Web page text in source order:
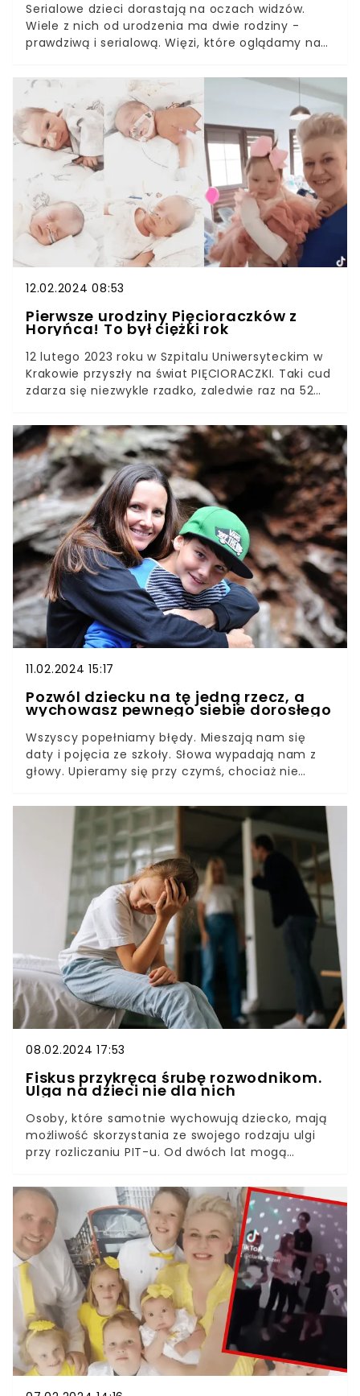
Serialowe dzieci dorastają na oczach widzów.
Wiele z nich od urodzenia ma dwie rodziny -
prawdziwą i serialową. Więzi, które oglądamy na
serialowa mama staje się dla nich prawdziwą
przyjaciółką.Tak jest właśnie w przypadku Zuzi
Kaszuby, która od urodzenia wciela się w postać
Mani Zięby w “Na Wspólnej” i Anny Guzik -
serialowej Żanety. W dniu 18. urodzin Zuzy Guzik
złożyła jej życzenia.
12.02.2024 08:53
Pierwsze urodziny Pięcioraczków z
Horyńca! To był ciężki rok
12 lutego 2023 roku w Szpitalu Uniwersyteckim w
Krakowie przyszły na świat PIĘCIORACZKI. Taki cud
zdarza się niezwykle rzadko, zaledwie raz na 52
kończą rok.O rodzinie zrobiło się głośno, kiedy
media obiegła wiadomość o narodzinach
pięcioraczków. Jednak polsko-brytyjskie
małżeństwo miało już wtedy w domu siedmioro
dzieci. Ten rok był dla nich pełen radości, ale i
dramatów. Zdecydowanie Dominika i Vincent
nigdy go nie zapomną.
11.02.2024 15:17
Pozwól dziecku na tę jedną rzecz, a
wychowasz pewnego siebie dorosłego
Wszyscy popełniamy błędy. Mieszają nam się
daty i pojęcia ze szkoły. Słowa wypadają nam z
głowy. Upieramy się przy czymś, chociaż nie
przeoczymy. I bardzo się tego wstydzimy.Nikt
nam nie powiedział, że popełnianie błędów jest w
porządku i każdy ma do nich prawo. My jednak
możemy to powiedzieć naszym dzieciom. Dzięki
temu dowiedzą się, że błędy mogą być dobrą
nauką na przyszłość.
08.02.2024 17:53
Fiskus przykręca śrubę rozwodnikom.
Ulga na dzieci nie dla nich
Osoby, które samotnie wychowują dziecko, mają
możliwość skorzystania ze swojego rodzaju ulgi
przy rozliczaniu PIT-u. Od dwóch lat mogą
nie zarabia żadnych środków.To daje naprawdę
realny zysk, a samotni rodzice mogą liczyć na
spore zwroty podatków. Jednak nie wszyscy. W
przypadku rozwodników fiskus jest bardzo
ostrożny i dokładnie weryfikuje, kto ma prawo
skorzystać z tej furtki.